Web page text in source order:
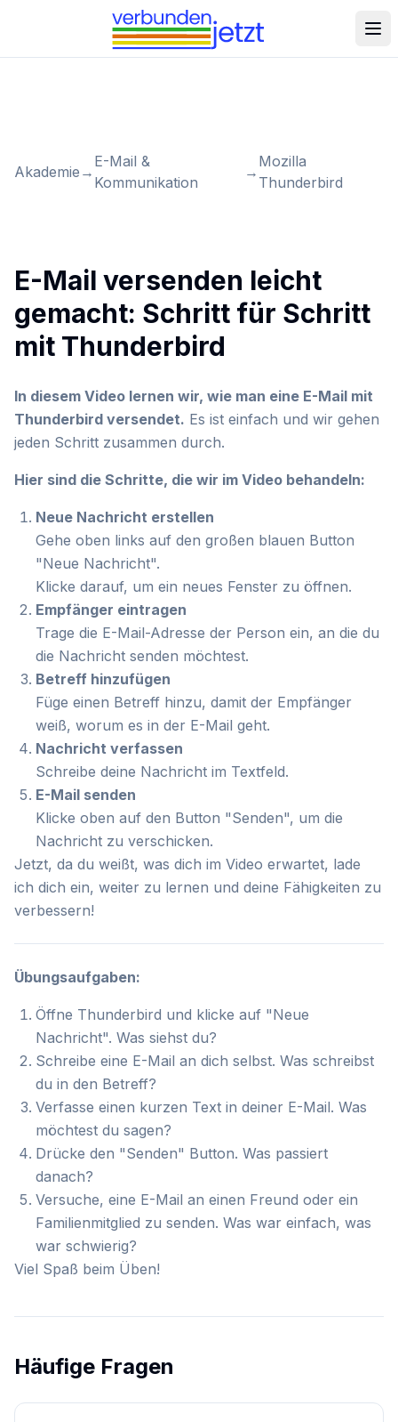
Akademie →
E-Mail &
Kommunikation
→
Mozilla
Thunderbird
E-Mail versenden leicht
gemacht: Schritt für Schritt
mit Thunderbird
In diesem Video lernen wir, wie man eine E-Mail mit
Thunderbird versendet. Es ist einfach und wir gehen
jeden Schritt zusammen durch.
Hier sind die Schritte, die wir im Video behandeln:
Neue Nachricht erstellen
Gehe oben links auf den großen blauen Button
"Neue Nachricht".
Klicke darauf, um ein neues Fenster zu öffnen.
Empfänger eintragen
Trage die E-Mail-Adresse der Person ein, an die du
die Nachricht senden möchtest.
Betreff hinzufügen
Füge einen Betreff hinzu, damit der Empfänger
weiß, worum es in der E-Mail geht.
Nachricht verfassen
Schreibe deine Nachricht im Textfeld.
E-Mail senden
Klicke oben auf den Button "Senden", um die
Nachricht zu verschicken.
Jetzt, da du weißt, was dich im Video erwartet, lade
ich dich ein, weiter zu lernen und deine Fähigkeiten zu
verbessern!
Übungsaufgaben:
Öffne Thunderbird und klicke auf "Neue
Nachricht". Was siehst du?
Schreibe eine E-Mail an dich selbst. Was schreibst
du in den Betreff?
Verfasse einen kurzen Text in deiner E-Mail. Was
möchtest du sagen?
Drücke den "Senden" Button. Was passiert
danach?
Versuche, eine E-Mail an einen Freund oder ein
Familienmitglied zu senden. Was war einfach, was
war schwierig?
Viel Spaß beim Üben!
Häufige Fragen